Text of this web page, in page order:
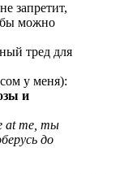
запретит,
можно
тред для
у меня):
и
at me, ты
до